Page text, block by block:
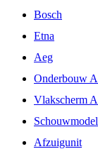
Bosch
Etna
Aeg
Onderbouw
Vlakscherm
Afzuigunit